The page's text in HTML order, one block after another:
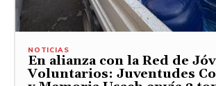
NOTICIAS
En alianza con la Red de
Voluntarios: Juventudes